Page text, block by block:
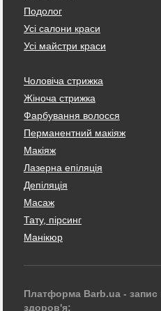
Подолог
Усі салони краси
Усі майстри краси
Чоловіча стрижка
Жіноча стрижка
Фарбування волосся
Перманентний макіяж
Макіяж
Лазерна епіляція
Депіляція
Масаж
Тату, пірсинг
Манікюр
Платформа Barb.ua - запис
здоров'я: